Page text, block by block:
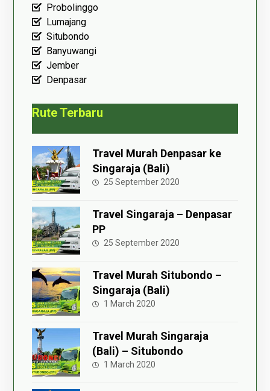
Probolinggo
Lumajang
Situbondo
Banyuwangi
Jember
Denpasar
Rute Terbaru
Travel Murah Denpasar ke
Singaraja (Bali)
25 September 2020
Travel Singaraja – Denpasar
PP
25 September 2020
Travel Murah Situbondo –
Singaraja (Bali)
1 March 2020
Travel Murah Singaraja
(Bali) – Situbondo
1 March 2020